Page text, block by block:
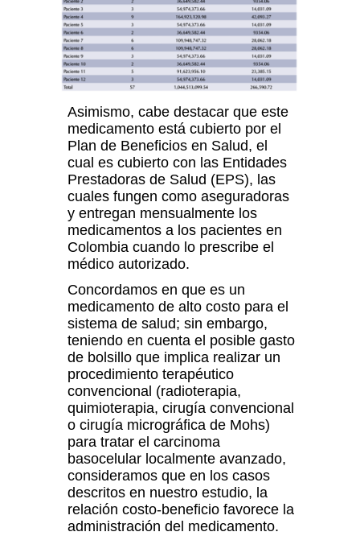
Asimismo, cabe destacar que este
medicamento está cubierto por el
Plan de Beneficios en Salud, el
cual es cubierto con las Entidades
Prestadoras de Salud (EPS), las
cuales fungen como aseguradoras
y entregan mensualmente los
medicamentos a los pacientes en
Colombia cuando lo prescribe el
médico autorizado.
Concordamos en que es un
medicamento de alto costo para el
sistema de salud; sin embargo,
teniendo en cuenta el posible gasto
de bolsillo que implica realizar un
procedimiento terapéutico
convencional (radioterapia,
quimioterapia, cirugía convencional
o cirugía micrográfica de Mohs)
para tratar el carcinoma
basocelular localmente avanzado,
consideramos que en los casos
descritos en nuestro estudio, la
relación costo-beneficio favorece la
administración del medicamento.